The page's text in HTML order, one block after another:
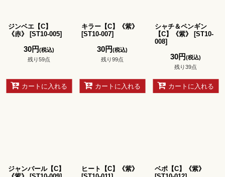
ジンベエ【C】
《赤》
[ST10-005]
30円(税込)
残り59点
カートに入れる
キラー【C】《紫》
[ST10-007]
30円(税込)
残り99点
カートに入れる
シャチ＆ペンギン
【C】《紫》
[ST10-
008]
30円(税込)
残り39点
カートに入れる
ジャンバール【C】
ヒート【C】《紫》
ベポ【C】《紫》